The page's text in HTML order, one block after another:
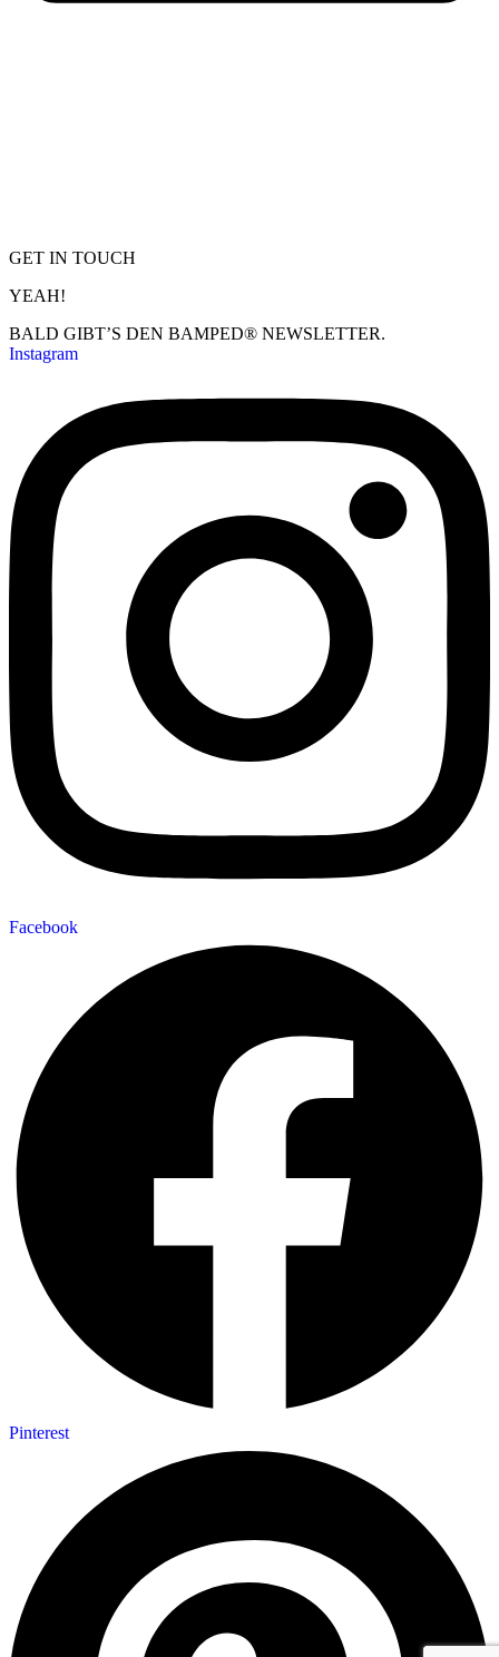
GET IN TOUCH
YEAH!
BALD GIBT’S DEN BAMPED® NEWSLETTER.
Instagram
Facebook
Pinterest